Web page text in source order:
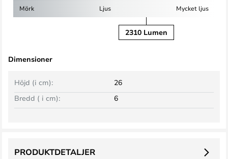
Mörk Ljus Mycket ljus
2310 Lumen
Dimensioner
Bredd ( i cm): 6
Höjd (i cm): 26
PRODUKTDETALJER